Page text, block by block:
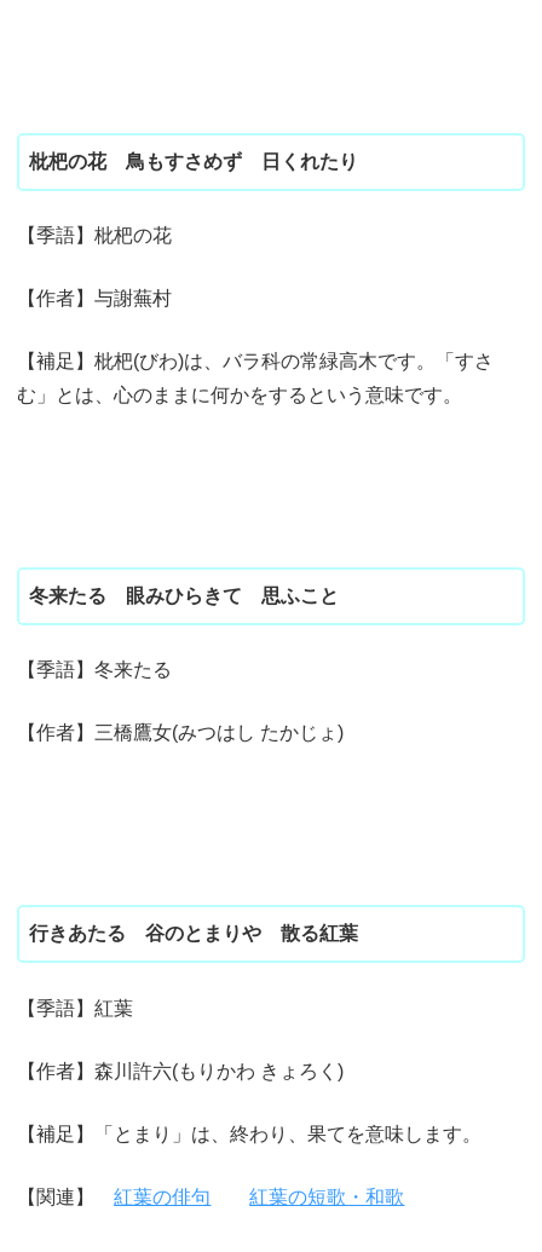
枇杷の花 鳥もすさめず 日くれたり
【季語】枇杷の花
【作者】与謝蕪村
【補足】枇杷(びわ)は、バラ科の常緑高木です。「すさ
む」とは、心のままに何かをするという意味です。
冬来たる 眼みひらきて 思ふこと
【季語】冬来たる
【作者】三橋鷹女(みつはし たかじょ)
行きあたる 谷のとまりや 散る紅葉
【季語】紅葉
【作者】森川許六(もりかわ きょろく)
【補足】「とまり」は、終わり、果てを意味します。
【関連】紅葉の俳句 紅葉の短歌・和歌